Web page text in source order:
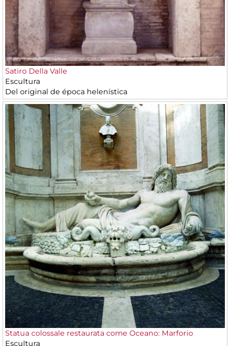
Satiro Della Valle
Escultura
Del original de época helenística
Statua colossale restaurata come Oceano: Marforio
Escultura